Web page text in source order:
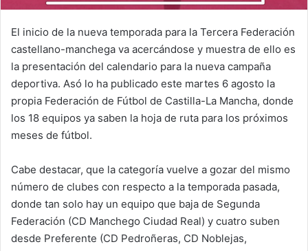
El inicio de la nueva temporada para la Tercera Federación
castellano-manchega va acercándose y muestra de ello es
la presentación del calendario para la nueva campaña
deportiva. Asó lo ha publicado este martes 6 agosto la
propia Federación de Fútbol de Castilla-La Mancha, donde
los 18 equipos ya saben la hoja de ruta para los próximos
meses de fútbol.
Cabe destacar, que la categoría vuelve a gozar del mismo
número de clubes con respecto a la temporada pasada,
donde tan solo hay un equipo que baja de Segunda
Federación (CD Manchego Ciudad Real) y cuatro suben
desde Preferente (CD Pedroñeras, CD Noblejas,